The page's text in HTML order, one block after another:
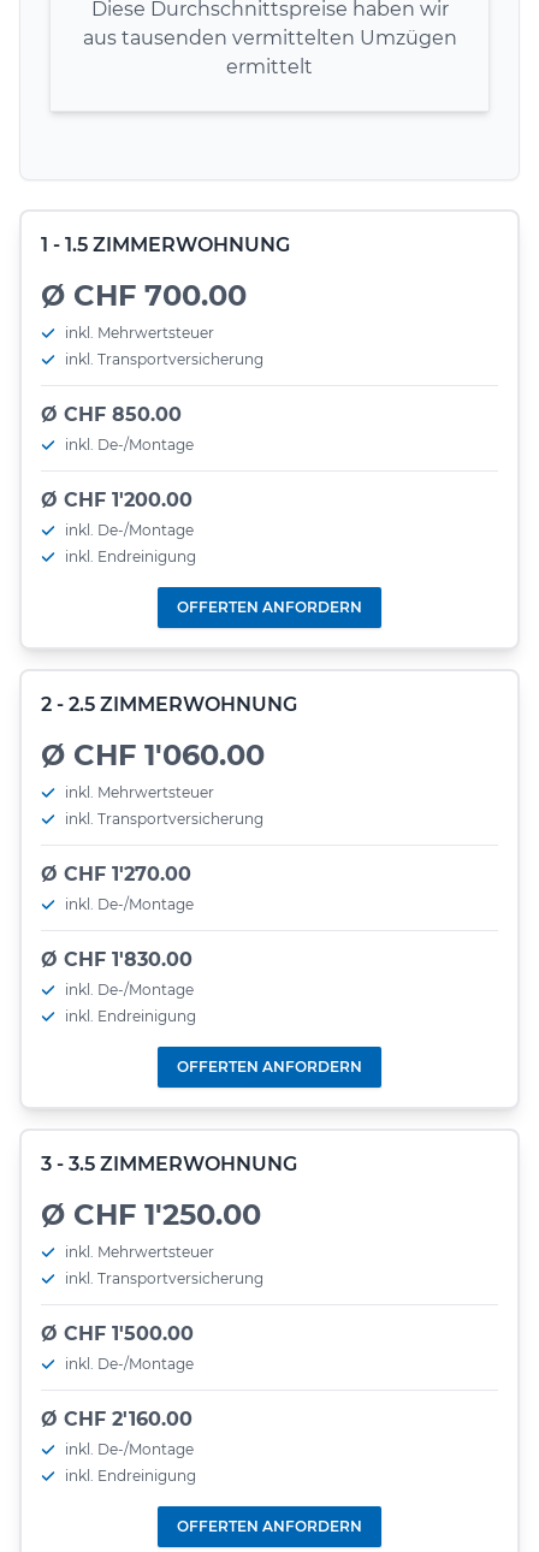
Diese Durchschnittspreise haben wir
aus tausenden vermittelten Umzügen
ermittelt
1 - 1.5 ZIMMERWOHNUNG
Ø CHF 700.00
inkl. Mehrwertsteuer
inkl. Transportversicherung
Ø CHF 850.00
inkl. De-/Montage
Ø CHF 1'200.00
inkl. De-/Montage
inkl. Endreinigung
OFFERTEN ANFORDERN
2 - 2.5 ZIMMERWOHNUNG
Ø CHF 1'060.00
inkl. Mehrwertsteuer
inkl. Transportversicherung
Ø CHF 1'270.00
inkl. De-/Montage
Ø CHF 1'830.00
inkl. De-/Montage
inkl. Endreinigung
OFFERTEN ANFORDERN
3 - 3.5 ZIMMERWOHNUNG
Ø CHF 1'250.00
inkl. Mehrwertsteuer
inkl. Transportversicherung
Ø CHF 1'500.00
inkl. De-/Montage
Ø CHF 2'160.00
inkl. De-/Montage
inkl. Endreinigung
OFFERTEN ANFORDERN